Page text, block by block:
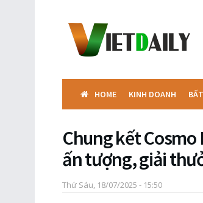
HOME KINH DOANH
Chung kết Cosmo
ấn tượng, giải
Thứ Sáu, 18/07/2025 - 15:50